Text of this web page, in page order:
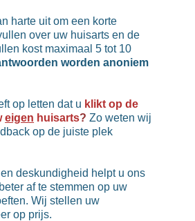
harte uit om een korte
over uw huisarts en de
kost maximaal 5 tot 10
worden anoniem
op letten dat u klikt op de
eigen huisarts? Zo weten wij
op de juiste plek
deskundigheid helpt u ons
af te stemmen op uw
Wij stellen uw
op prijs.